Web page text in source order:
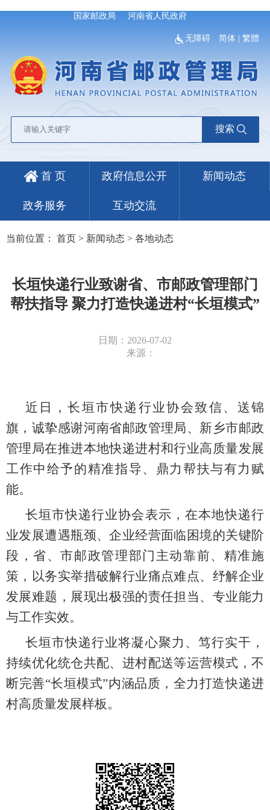
国家邮政局 河南省人民政府
无障碍 简体 |繁體
搜索
首 页 政府信息公开 新闻动态
政务服务 互动交流
当前位置： 首页 > 新闻动态 > 各地动态
长垣快递行业致谢省、市邮政管理部门
帮扶指导 聚力打造快递进村“长垣模式”
日期：2026-07-02
来源：
近日，长垣市快递行业协会致信、送锦
旗，诚挚感谢河南省邮政管理局、新乡市邮政
管理局在推进本地快递进村和行业高质量发展
工作中给予的精准指导、鼎力帮扶与有力赋
能。
长垣市快递行业协会表示，在本地快递行
业发展遭遇瓶颈、企业经营面临困境的关键阶
段，省、市邮政管理部门主动靠前、精准施
策，以务实举措破解行业痛点难点、纾解企业
发展难题，展现出极强的责任担当、专业能力
与工作实效。
长垣市快递行业将凝心聚力、笃行实干，
持续优化统仓共配、进村配送等运营模式，不
断完善“长垣模式”内涵品质，全力打造快递进
村高质量发展样板。